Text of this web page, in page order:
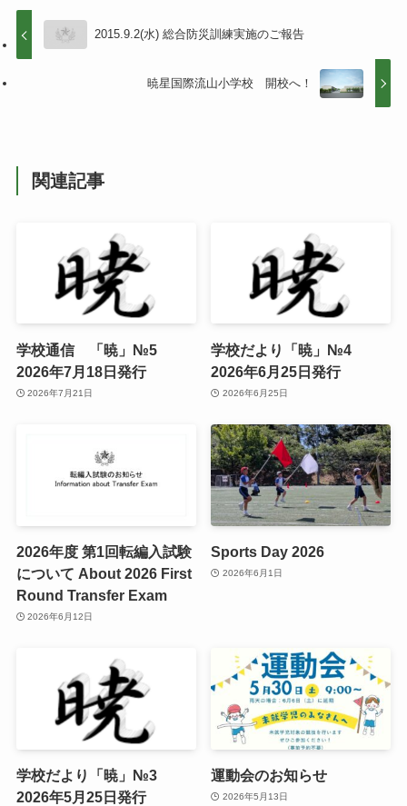
2015.9.2(水) 総合防災訓練実施のご報告
暁星国際流山小学校 開校へ！
関連記事
学校通信 「暁」№5
2026年7月18日発行
2026年7月21日
学校だより「暁」№4
2026年6月25日発行
2026年6月25日
2026年度 第1回転編入試験
について About 2026 First
Round Transfer Exam
2026年6月12日
Sports Day 2026
2026年6月1日
学校だより「暁」№3
2026年5月25日発行
運動会のお知らせ
2026年5月13日